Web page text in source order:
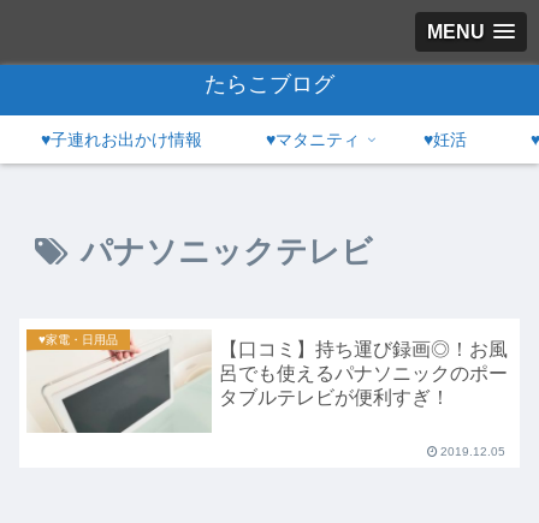
MENU
たらこブログ
♥子連れお出かけ情報 ♥マタニティ ♥妊活
パナソニックテレビ
♥家電・日用品
【口コミ】持ち運び録画◎！お風
呂でも使えるパナソニックのポー
タブルテレビが便利すぎ！
2019.12.05